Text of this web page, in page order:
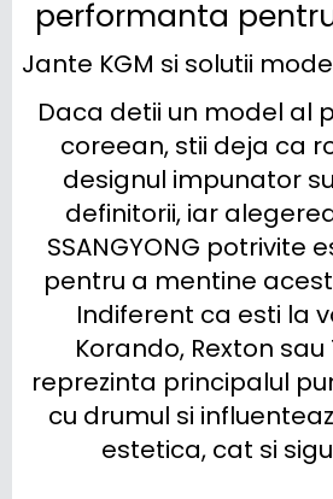
performanta
Jante KGM si solutii
Daca detii un model al
coreean, stii deja ca
designul impunator
definitorii, iar
SSANGYONG potrivite
pentru a mentine
Indiferent ca esti la
Korando, Rexton sau
reprezinta principalul
cu drumul si
estetica, cat si